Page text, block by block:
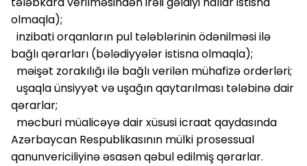
olmaqla);
inzibati orqanların pul tələblərinin ödənilməsi ilə
bağlı qərarları (bələdiyyələr istisna olmaqla);
məişət zorakılığı ilə bağlı verilən mühafizə orderləri;
uşaqla ünsiyyət və uşağın qaytarılması tələbinə dair
qərarlar;
məcburi müalicəyə dair xüsusi icraat qaydasında
Azərbaycan Respublikasının mülki prosessual
qanunvericiliyinə əsasən qəbul edilmiş qərarlar.